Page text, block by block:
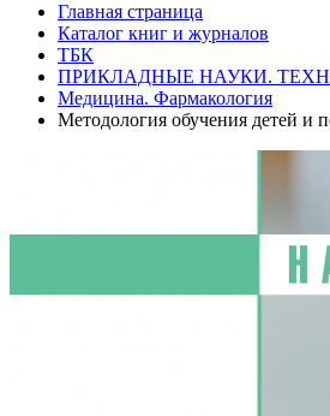
Главная страница
Каталог книг и журналов
ТБК
ПРИКЛАДНЫЕ НАУКИ.
Медицина. Фармакология
Методология обучения детей и